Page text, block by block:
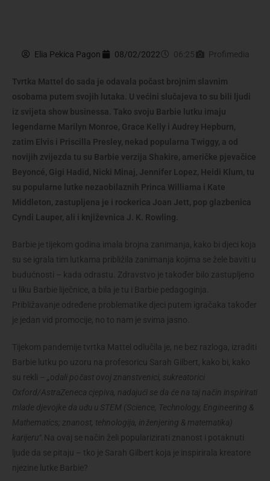
Elia Pekica Pagon 08/02/2022 06:25 Profimedia
Tvrtka Mattel do sada je odavala počast brojnim slavnim
osobama putem svojih lutaka. U većini slučajeva to su bili ljudi
iz svijeta show businessa. Tako svoju Barbie lutku imaju
legendarne Marilyn Monroe, Grace Kelly i Audrey Hepburn,
zatim Elvis i Priscilla Presley, nekad popularna Twiggy, a od
novijih zvijezda tu su Barbie verzija Shakire, američke pjevačice
Beyoncé, Gigi Hadid, Nicki Minaj, Jennifer Lopez, Heidi Klum, tu
su popularne lutke nezaobilaznih Princa Williama i Kate
Middleton, zastupljena je i rockerica Joan Jett, pop glazbenica
Cyndi Lauper, ali i književnica J. K. Rowling.
Barbie je tijekom godina imala brojna zanimanja, kako bi djeci koja
su se igrala tim lutkama približila zanimanja kojima se žele baviti u
budućnosti – kada odrastu. Zdravstvo je također bilo zastupljeno
u liku Barbie liječnice, a bila je tu i Barbie pedagoginja.
Približavanje određene problematike djeci putem igračaka također
je jedan vid promocije, no to nam je svima jasno.
Tijekom pandemije tvrtka Mattel odlučila je, ne bez razloga, izraditi
Barbie lutku po uzoru na profesoricu Sarah Gilbert, kako bi, kako
su rekli –
„odali počast ovoj znanstvenici, sukreatorici
Oxford/AstraZeneca cjepiva, nadajući se da će na taj način inspirirati
mlade djevojke da uđu u STEM (Science, Technology, Engineering &
Mathematics; znanost, tehnologija, inženjering & matematika)
karijeru“. Na ovaj se način želi popularizirati znanost i potaknuti
ljude da se pitaju – tko je Sarah Gilbert koja je inspirirala kreatore
njezine lutke Barbie?